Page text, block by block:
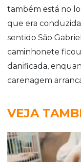
também está no
que era
sentido São
caminhonete
danificada,
carenagem
VEJA